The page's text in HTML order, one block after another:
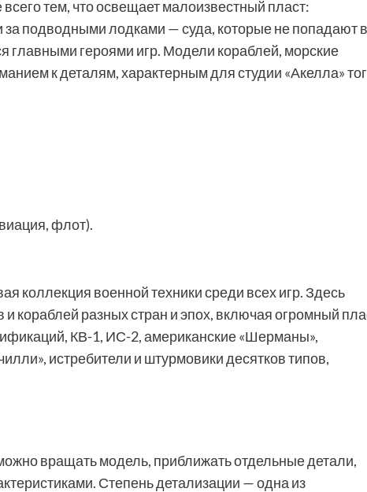
тем, что освещает малоизвестный пласт:
подводными лодками — суда, которые не попадают в
главными героями игр. Модели кораблей, морские
к деталям, характерным для студии «Акелла»
флот).
коллекция военной техники среди всех игр. Здесь
кораблей разных стран и эпох, включая огромный
КВ-1, ИС-2, американские «Шерманы»,
истребители и штурмовики десятков типов,
вращать модель, приближать отдельные детали,
Степень детализации — одна из